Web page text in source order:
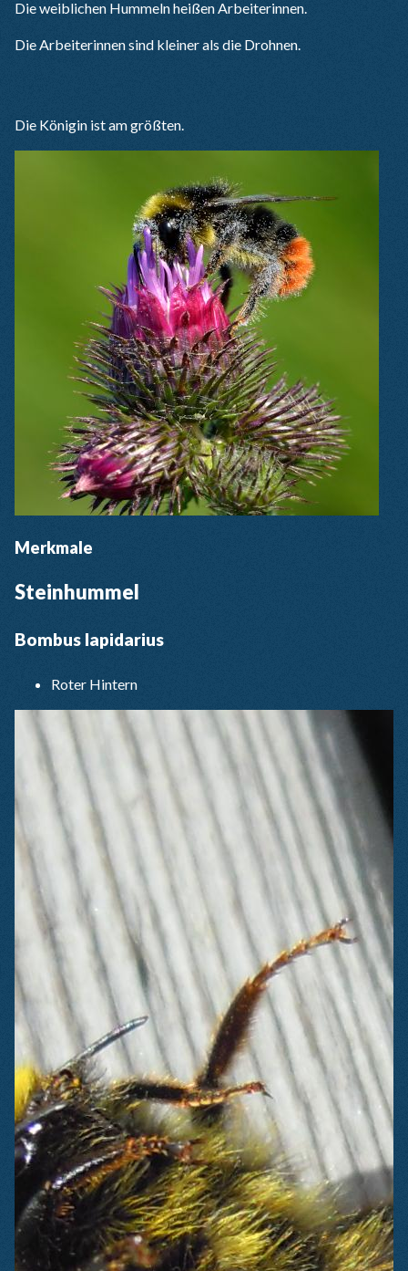
Die weiblichen Hummeln heißen Arbeiterinnen.
Die Arbeiterinnen sind kleiner als die Drohnen.
Die Königin ist am größten.
Merkmale
Steinhummel
Bombus lapidarius
Roter Hintern